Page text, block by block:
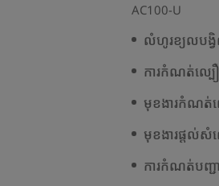
AC100-U
លំហូរខ្យលបង្
ការកំណត់ល្ប
មុខងារកំណត់
មុខងារផ្តល់សំ
ការកំណត់បញ្ជ